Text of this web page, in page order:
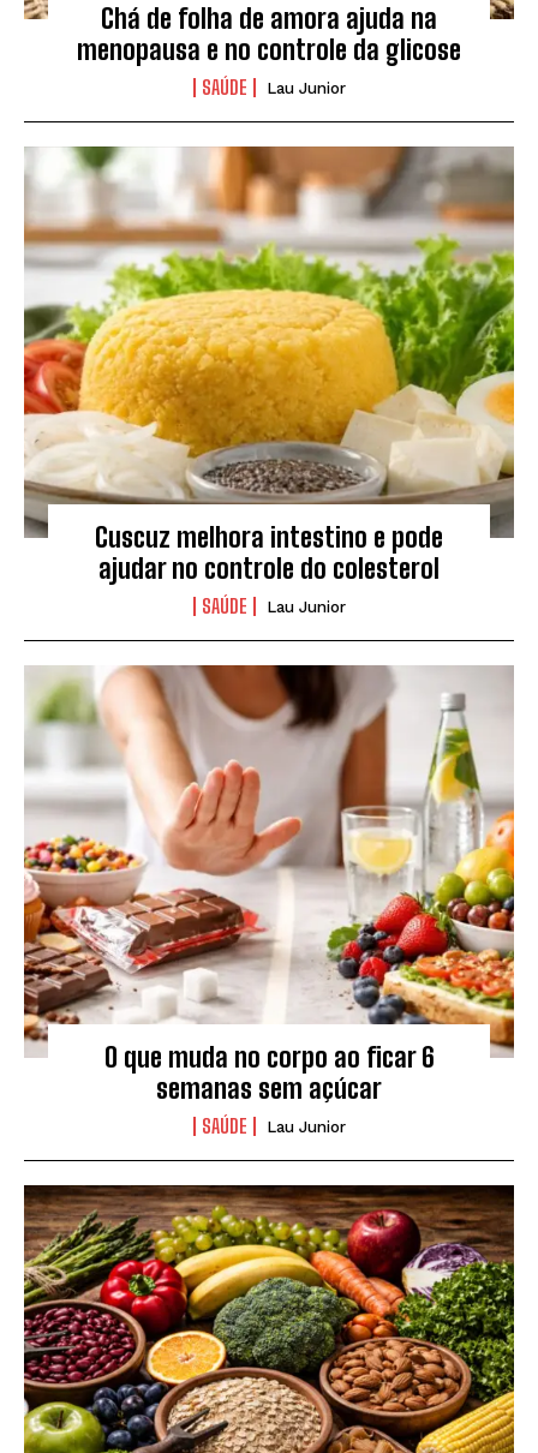
Chá de folha de amora ajuda na
menopausa e no controle da glicose
SAÚDE Lau Junior
Cuscuz melhora intestino e pode
ajudar no controle do colesterol
SAÚDE Lau Junior
O que muda no corpo ao ficar 6
semanas sem açúcar
SAÚDE Lau Junior